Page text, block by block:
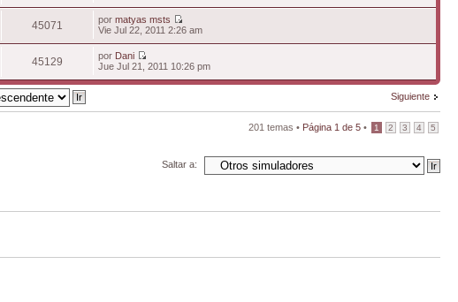
45071 pormatyas msts
Vie Jul 22, 2011 2:26 am
45129 por Dani
Jue Jul 21, 2011 10:26 pm
Siguiente
201 temas • Página 1 de 5 • 1 2 3 4 5
Saltar a: